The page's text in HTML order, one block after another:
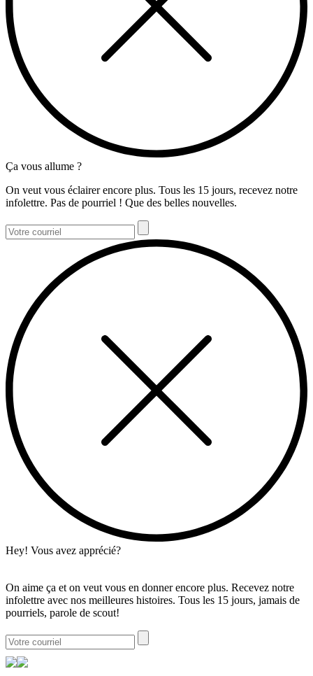
Ça vous allume ?
On veut vous éclairer encore plus. Tous les 15 jours, recevez notre
infolettre. Pas de pourriel ! Que des belles nouvelles.
Hey! Vous avez apprécié?
On aime ça et on veut vous en donner encore plus. Recevez notre
infolettre avec nos meilleures histoires. Tous les 15 jours, jamais de
pourriels, parole de scout!